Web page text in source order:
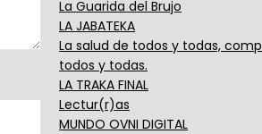
La Guarida del Brujo
LA JABATEKA
La salud de todos y todas,
todos y todas.
LA TRAKA FINAL
Lectur(r)as
MUNDO OVNI DIGITAL